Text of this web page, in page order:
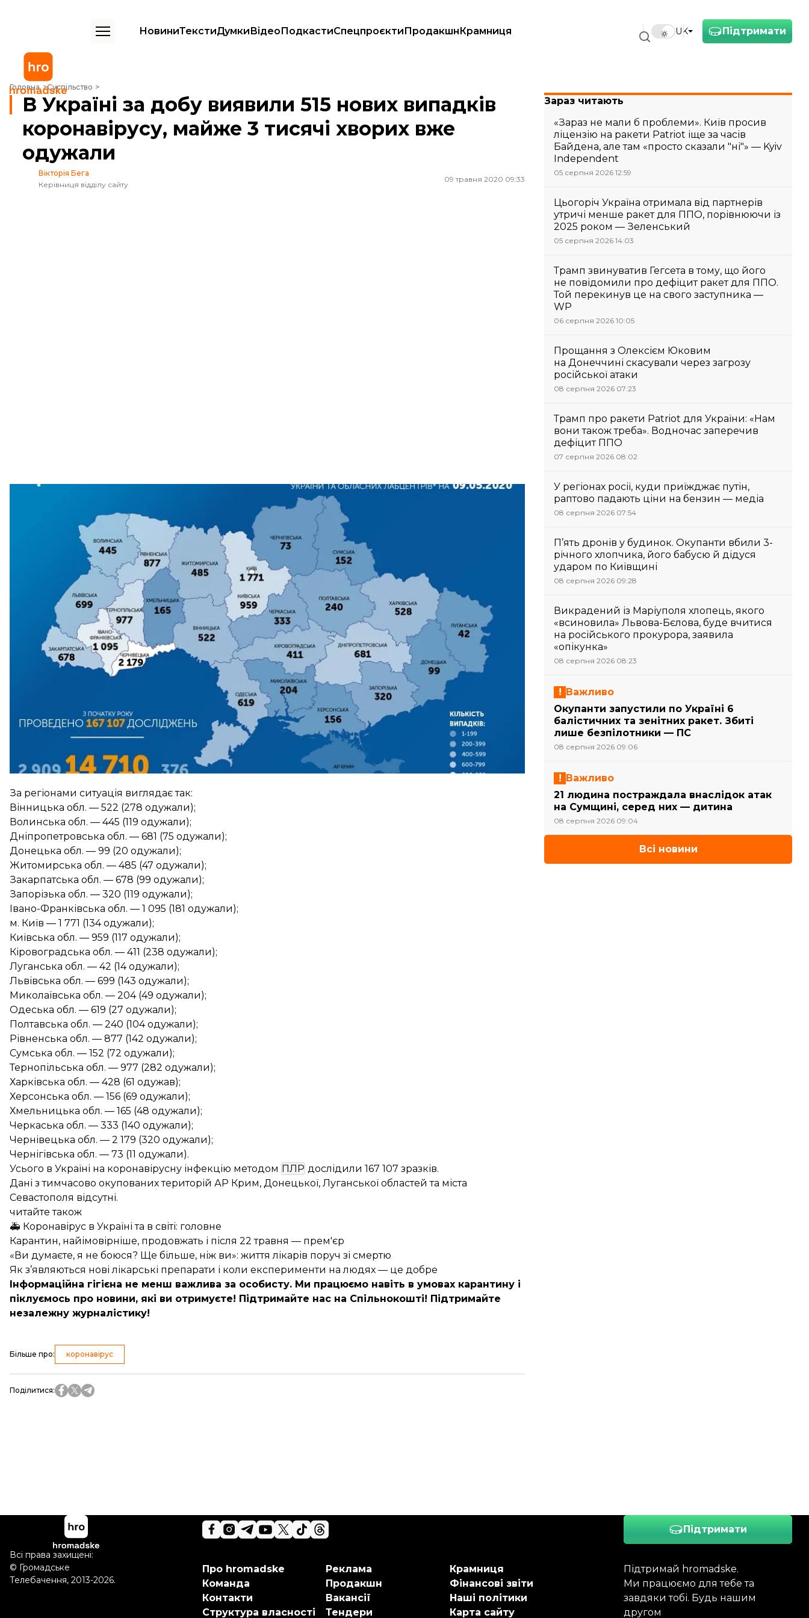
Підтримати
UK
НовиниТекстиДумкиВідеоПодкастиСпецпроєктиПродакшнКрамниця
Головна Суспільство
В Україні за добу виявили 515 нових випадків коронавірусу, майже 3 тисячі хворих вже одужали
В Україні за добу виявили 515 нових випадків
коронавірусу, майже 3 тисячі хворих вже
одужали
Вікторія Бега
Керівниця відділу сайту
09 травня 2020 09:33
Коронавірус в Україні
ЦГЗ
В Україні з початку епідемії вже підтвердили 14 710 випадків коронавірусу. За добу зафіксували 515
випадків хвороби. З початку епідемії в Україні 2 909 пацієнтів вже одужали (+203 за добу), а 376 —
померли (+15 за добу).
повідомив
міністр охорони здоров'я Максим Степанов під час брифінгу 9 травня.
На амбулаторному лікуванні
перебувають
10 082 пацієнти, з них 845 дітей та 2 343 медпрацівники.
Госпіталізовані 4 628 хворих, з них 181 дитина та 511 медиків. Підключення до апарату штучної
вентиляції легенів потребували 190 людей, зокрема одна дитина та 17 медиків.
За регіонами ситуація виглядає так:
Вінницька обл. — 522 (278 одужали);
Волинська обл. — 445 (119 одужали);
Дніпропетровська обл. — 681 (75 одужали);
Донецька обл. — 99 (20 одужали);
Житомирська обл. — 485 (47 одужали);
Закарпатська обл. — 678 (99 одужали);
Запорізька обл. — 320 (119 одужали);
Івано-Франківська обл. — 1 095 (181 одужали);
м. Київ — 1 771 (134 одужали);
Київська обл. — 959 (117 одужали);
Кіровоградська обл. — 411 (238 одужали);
Луганська обл. — 42 (14 одужали);
Львівська обл. — 699 (143 одужали);
Миколаївська обл. — 204 (49 одужали);
Одеська обл. — 619 (27 одужали);
Полтавська обл. — 240 (104 одужали);
Рівненська обл. — 877 (142 одужали);
Сумська обл. — 152 (72 одужали);
Тернопільська обл. — 977 (282 одужали);
Харківська обл. — 428 (61 одужав);
Херсонська обл. — 156 (69 одужали);
Хмельницька обл. — 165 (48 одужали);
Черкаська обл. — 333 (140 одужали);
Чернівецька обл. — 2 179 (320 одужали);
Чернігівська обл. — 73 (11 одужали).
Усього в Україні на коронавірусну інфекцію методом ПЛР дослідили 167 107 зразків.
Дані з тимчасово окупованих територій АР Крим, Донецької, Луганської областей та міста
Севастополя відсутні.
читайте також
🚑 Коронавірус в Україні та в світі: головне
Карантин, найімовірніше, продовжать і після 22 травня — прем'єр
«Ви думаєте, я не боюся? Ще більше, ніж ви»: життя лікарів поруч зі смертю
Як з’являються нові лікарські препарати і коли експерименти на людях — це добре
Інформаційна гігієна не менш важлива за особисту. Ми працюємо навіть в умовах карантину і
піклуємось про новини, які ви отримуєте! Підтримайте нас на Спільнокошті! Підтримайте
незалежну журналістику!
Більше про: коронавірус
Поділитися:
Зараз читають
«Зараз не мали б проблеми». Київ просив
ліцензію на ракети Patriot іще за часів
Байдена, але там «просто сказали "ні"» — Kyiv
Independent
05 серпня 2026 12:59
Цьогоріч Україна отримала від партнерів
утричі менше ракет для ППО, порівнюючи із
2025 роком — Зеленський
05 серпня 2026 14:03
Трамп звинуватив Гегсета в тому, що його
не повідомили про дефіцит ракет для ППО.
Той перекинув це на свого заступника —
WP
06 серпня 2026 10:05
Прощання з Олексієм Юковим
на Донеччині скасували через загрозу
російської атаки
08 серпня 2026 07:23
Трамп про ракети Patriot для України: «Нам
вони також треба». Водночас заперечив
дефіцит ППО
07 серпня 2026 08:02
У регіонах росії, куди приїжджає путін,
раптово падають ціни на бензин — медіа
08 серпня 2026 07:54
П’ять дронів у будинок. Окупанти вбили 3-
річного хлопчика, його бабусю й дідуся
ударом по Київщині
08 серпня 2026 09:28
Викрадений із Маріуполя хлопець, якого
«всиновила» Львова-Бєлова, буде вчитися
на російського прокурора, заявила
«опікунка»
08 серпня 2026 08:23
Важливо
Окупанти запустили по Україні 6
балістичних та зенітних ракет. Збиті
лише безпілотники — ПС
08 серпня 2026 09:06
Важливо
21 людина постраждала внаслідок атак
на Сумщині, серед них — дитина
08 серпня 2026 09:04
Всі новини
Підтримати
Підтримай hromadske.
Ми працюємо для тебе та
завдяки тобі. Будь нашим
другом
Про hromadske
Команда
Контакти
Структура власності
Реклама
Продакшн
Вакансії
Тендери
Крамниця
Фінансові звіти
Наші політики
Карта сайту
Всі права захищені:
© Громадське
Телебачення, 2013-2026.